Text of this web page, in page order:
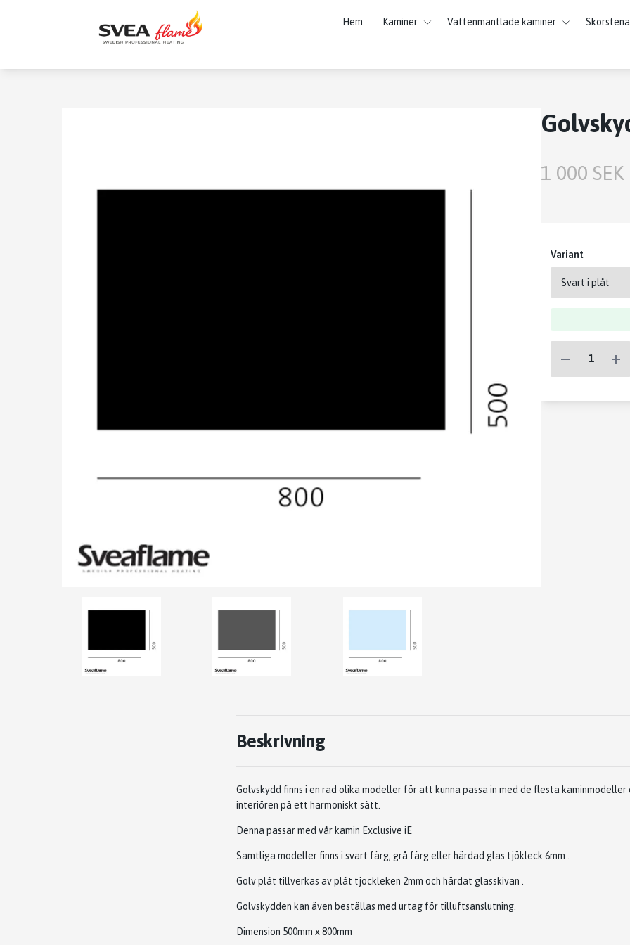
Hem Kaminer Vattenmantlade kaminer
1 000 SEK
Variant
Beskrivning
Golvskydd finns i en rad olika modeller för att kunna passa in med de flesta kaminmodeller
interiören på ett harmoniskt sätt.
Denna passar med vår kamin Exclusive iE
Samtliga modeller finns i svart färg, grå färg eller härdad glas tjökleck 6mm .
Golv plåt tillverkas av plåt tjockleken 2mm och härdat glasskivan .
Golvskydden kan även beställas med urtag för tilluftsanslutning.
Dimension 500mm x 800mm